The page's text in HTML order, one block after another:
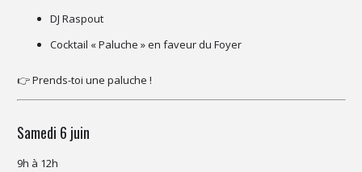
DJ Raspout
Cocktail « Paluche » en faveur du Foyer
👉 Prends-toi une paluche !
Samedi 6 juin
9h à 12h